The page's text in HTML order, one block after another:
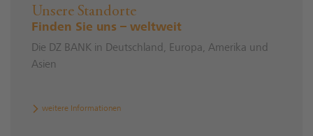
Unsere Standorte
Finden Sie uns – weltweit
Die DZ BANK in Deutschland, Europa, Amerika und
Asien
weitere Informationen